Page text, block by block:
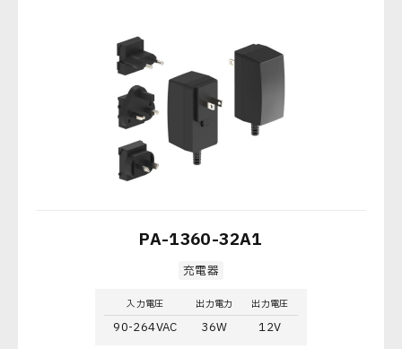
PA-1360-32A1
充電器
入力電圧 出力電力 出力電圧
90-264VAC 36W 12V